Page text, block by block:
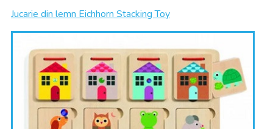
Jucarie din lemn Eichhorn Stacking Toy